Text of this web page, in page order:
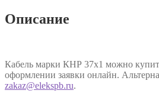
Описание
Кабель марки КНР 37х1 можно
оформлении заявки онлайн.
zakaz@elekspb.ru.